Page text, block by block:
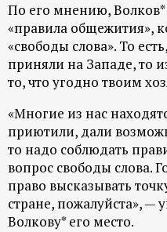
о
р
т
а
л
По его мнению,
«правила общежития»,
«свободы слова». То
приняли на Западе, то
то, что угодно твоим
«Многие из нас
приютили, дали
то надо соблюдать
вопрос свободы слова.
право высказывать
стране, пожалуйста», —
Волкову* его место.